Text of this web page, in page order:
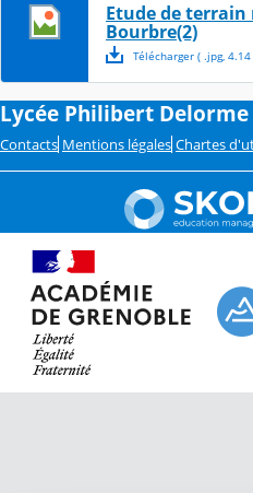
Etude de
Bourbre(2)
Télécharger( .jpg, 4.14
Lycée Philibert Delorme
Contacts Mentions légales Chartes